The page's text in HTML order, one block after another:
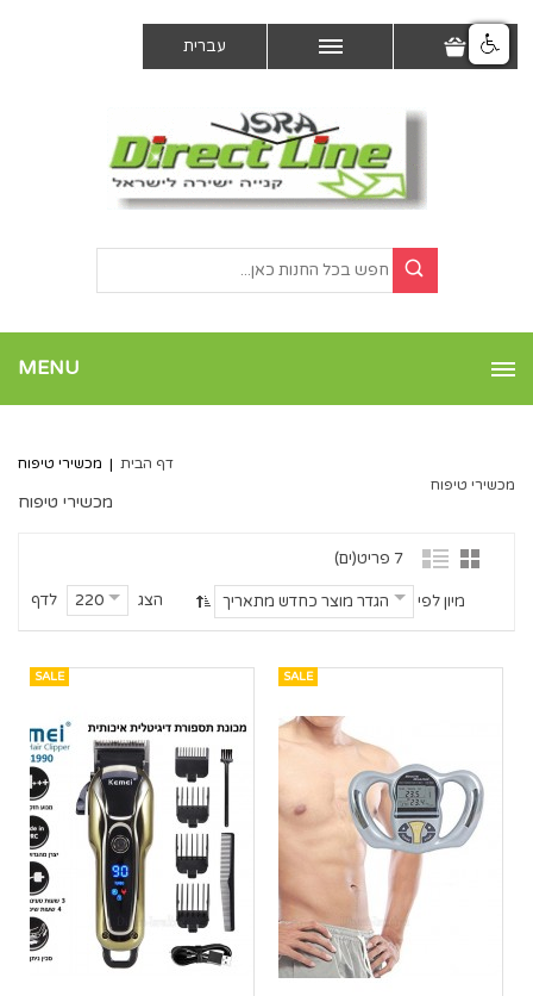
עברית
MENU
דף הבית | מכשירי טיפוח
מכשירי טיפוח
מכשירי טיפוח
7 פריט(ים)
הצג 220 לדף מיון לפי הגדר מוצר כחדש מתאריך
SALE
SALE